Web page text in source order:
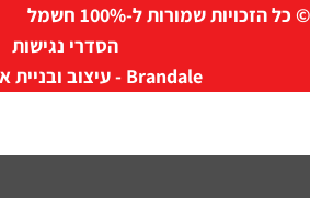
שמורות ל-100% חשמל
הסדרי נגישות
Brandale - עיצוב ובניית אתרים |